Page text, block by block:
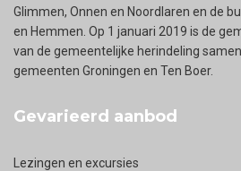
Glimmen, Onnen en Noordlaren en de
en Hemmen. Op 1 januari 2019 is de
van de gemeentelijke herindeling
gemeenten Groningen en Ten Boer.
Gevarieerd aanbod
Lezingen en excursies